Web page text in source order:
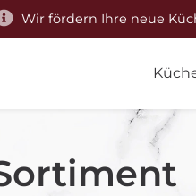
Wir fördern Ihre neue